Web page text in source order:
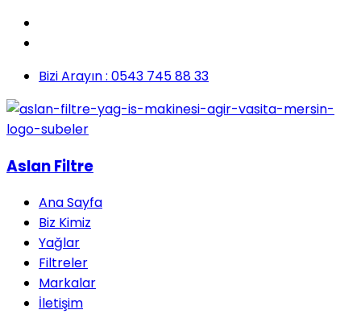
Bizi Arayın : 0543 745 88 33
Aslan Filtre
Ana Sayfa
Biz Kimiz
Yağlar
Filtreler
Markalar
İletişim